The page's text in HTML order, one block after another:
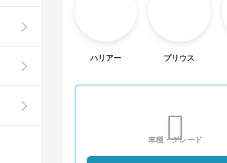
ハリアー プリウス
車種・グレード